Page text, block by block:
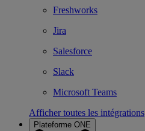
Freshworks
Jira
Salesforce
Slack
Microsoft Teams
Afficher toutes les intégrations
Plateforme ONE